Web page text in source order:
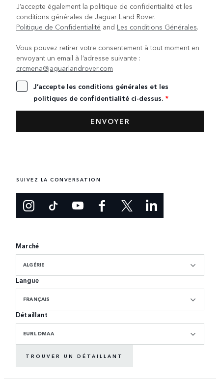
J’accepte également la politique de confidentialité et les
conditions générales de Jaguar Land Rover.
Politique de Confidentialité and Les conditions Générales.
Vous pouvez retirer votre consentement à tout moment en
envoyant un email à l’adresse suivante :
crcmena@jaguarlandrover.com
J’accepte les conditions générales et les
politiques de confidentialité ci-dessus. *
SUIVEZ LA CONVERSATION
Marché
ALGÉRIE
Langue
FRANÇAIS
Détaillant
EURL DMAA
TROUVER UN DÉTAILLANT